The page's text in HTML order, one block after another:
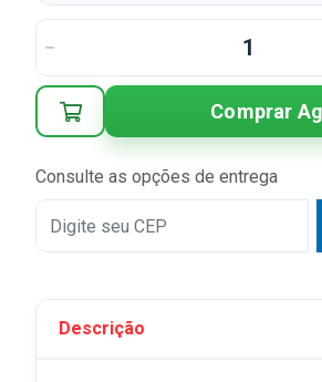
Comprar
Consulte as opções de entrega
Descrição